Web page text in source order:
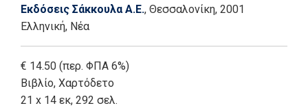
Εκδόσεις Σάκκουλα Α.Ε., Θεσσαλονίκη, 2001
Ελληνική, Νέα
€ 14.50 (περ. ΦΠΑ 6%)
Βιβλίο, Χαρτόδετο
21 x 14 εκ, 292 σελ.